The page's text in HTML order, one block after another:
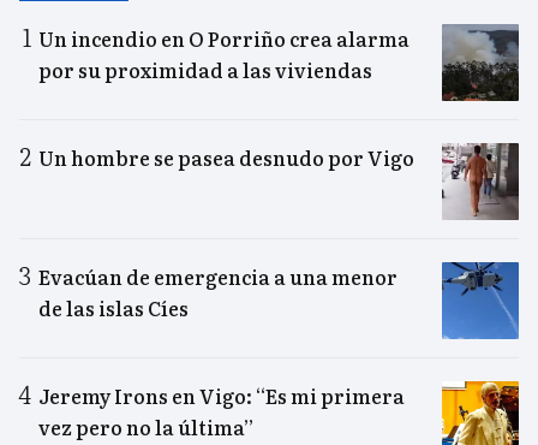
Un incendio en O Porriño crea alarma
por su proximidad a las viviendas
Un hombre se pasea desnudo por Vigo
Evacúan de emergencia a una menor
de las islas Cíes
Jeremy Irons en Vigo: “Es mi primera
vez pero no la última”